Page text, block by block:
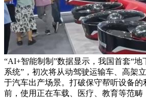
“AI+智能制制”数据显示，我国首套“
系统”，初次将从动驾驶运输车、高架
于汽车出产场景。打破保守帮听设备的
前，使用正在车载、医疗、教育等范畴